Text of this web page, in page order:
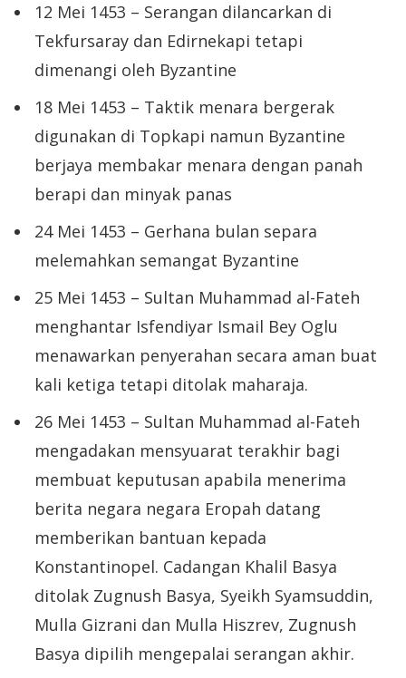
12 Mei 1453 – Serangan dilancarkan di
Tekfursaray dan Edirnekapi tetapi
dimenangi oleh Byzantine
18 Mei 1453 – Taktik menara bergerak
digunakan di Topkapi namun Byzantine
berjaya membakar menara dengan panah
berapi dan minyak panas
24 Mei 1453 – Gerhana bulan separa
melemahkan semangat Byzantine
25 Mei 1453 – Sultan Muhammad al-Fateh
menghantar Isfendiyar Ismail Bey Oglu
menawarkan penyerahan secara aman buat
kali ketiga tetapi ditolak maharaja.
26 Mei 1453 – Sultan Muhammad al-Fateh
mengadakan mensyuarat terakhir bagi
membuat keputusan apabila menerima
berita negara negara Eropah datang
memberikan bantuan kepada
Konstantinopel. Cadangan Khalil Basya
ditolak Zugnush Basya, Syeikh Syamsuddin,
Mulla Gizrani dan Mulla Hiszrev, Zugnush
Basya dipilih mengepalai serangan akhir.